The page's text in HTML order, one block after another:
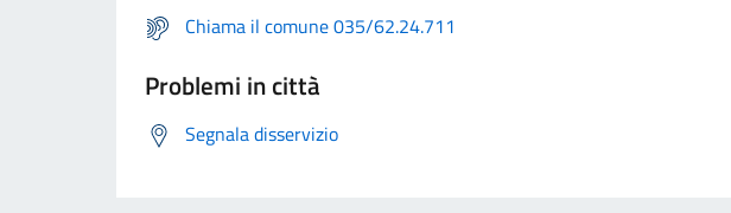
Chiama il comune 035/62.24.711
Problemi in città
Segnala disservizio